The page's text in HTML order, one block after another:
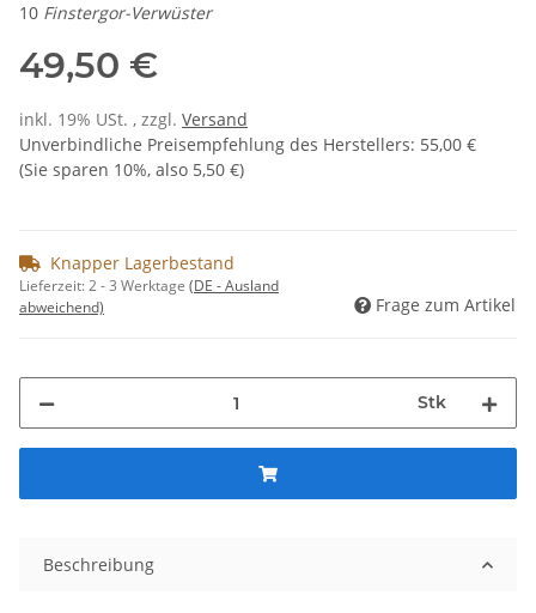
10 Finstergor-Verwüster
49,50 €
inkl. 19% USt. , zzgl. Versand
Unverbindliche Preisempfehlung des Herstellers: 55,00 €
(Sie sparen 10%, also 5,50 €)
Knapper Lagerbestand
Lieferzeit:2 - 3 Werktage (DE - Ausland
abweichend)
Frage zum Artikel
Stk
Beschreibung